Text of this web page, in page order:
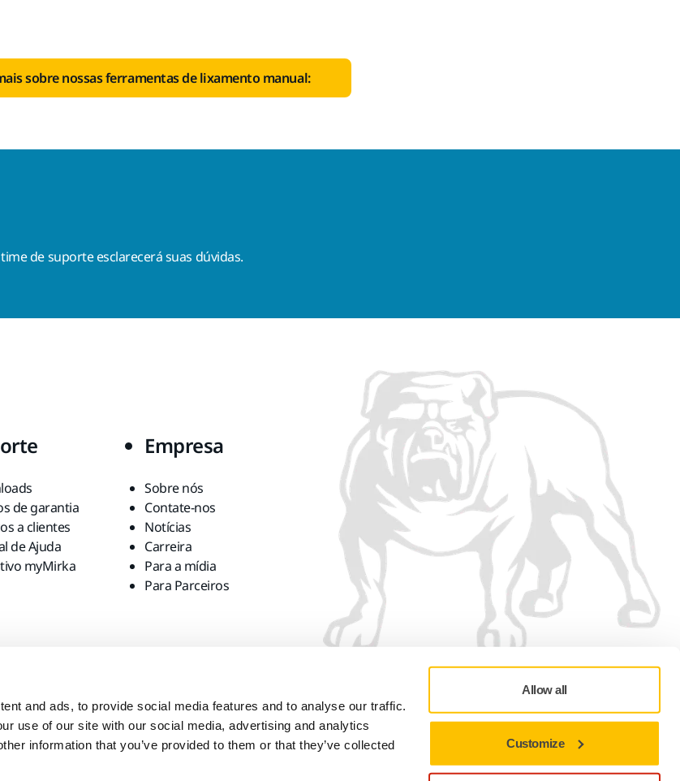
and ads, to provide social media features and to analyse our traffic.
use of our site with our social media, advertising and analytics
information that you’ve provided to them or that they’ve collected
Allow all
Customize
sobre nossas ferramentas de lixamento manual:
de suporte esclarecerá suas dúvidas.
de garantia
a clientes
de Ajuda
myMirka
Empresa
Sobre nós
Contate-nos
Notícias
Carreira
Para a mídia
Para Parceiros